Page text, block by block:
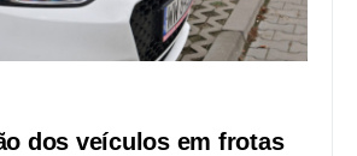
dos veículos em frotas